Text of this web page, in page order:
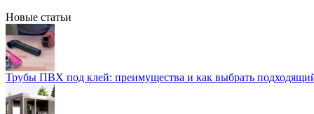
Новые статьи
Трубы ПВХ под клей: преимущества и как выбрать